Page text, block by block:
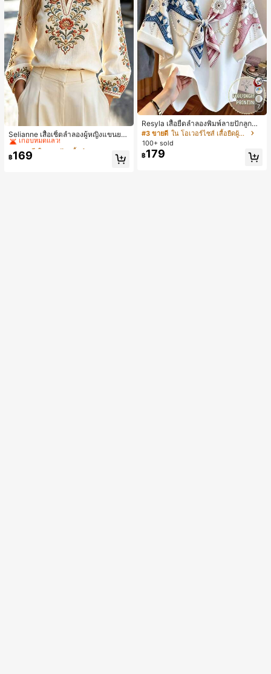
Selianne เสื้อเชิ้ตลำลองผู้หญิงแขนยา
ว คอวีเว้า ลายดอกไม้
#2 ขายดี
ใน งานปัก เสื้อทำงาน
เกือบหมดแล้ว!
#2 ขายดี ใน งานปัก เสื้อทำงาน
เกือบหมดแล้ว!
#2 ขายดี ใน งานปัก เสื้อทำงาน
เกือบหมดแล้ว!
฿169
7
Resyla เสื้อยืดลำลองพิมพ์ลายปักลูกปัด
รูปโบว์ขนาดใหญ่สำหรับผู้หญิง
#3 ขายดี
ใน โอเวอร์ไซส์ เสื้อยืดผู้หญิง
100+ sold
฿179